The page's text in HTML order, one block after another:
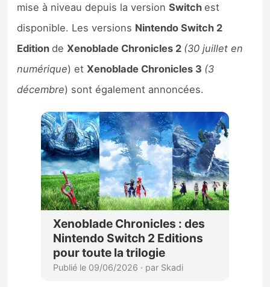
mise à niveau depuis la versionSwitchest
disponible. Les versions Nintendo Switch 2
EditiondeXenoblade Chronicles 2 (30 juillet en
numérique) etXenoblade Chronicles 3 (3
décembre) sont également annoncées.